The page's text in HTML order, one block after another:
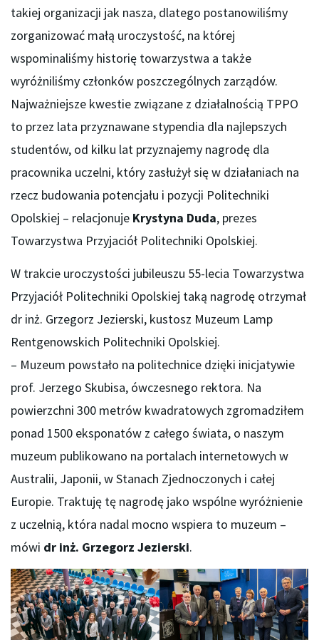
takiej organizacji jak nasza, dlatego postanowiliśmy
zorganizować małą uroczystość, na której
wspominaliśmy historię towarzystwa a także
wyróżniliśmy członków poszczególnych zarządów.
Najważniejsze kwestie związane z działalnością TPPO
to przez lata przyznawane stypendia dla najlepszych
studentów, od kilku lat przyznajemy nagrodę dla
pracownika uczelni, który zasłużył się w działaniach na
rzecz budowania potencjału i pozycji Politechniki
Opolskiej – relacjonuje Krystyna Duda, prezes
Towarzystwa Przyjaciół Politechniki Opolskiej.
W trakcie uroczystości jubileuszu 55-lecia Towarzystwa
Przyjaciół Politechniki Opolskiej taką nagrodę otrzymał
dr inż. Grzegorz Jezierski, kustosz Muzeum Lamp
Rentgenowskich Politechniki Opolskiej.
– Muzeum powstało na politechnice dzięki inicjatywie
prof. Jerzego Skubisa, ówczesnego rektora. Na
powierzchni 300 metrów kwadratowych zgromadziłem
ponad 1500 eksponatów z całego świata, o naszym
muzeum publikowano na portalach internetowych w
Australii, Japonii, w Stanach Zjednoczonych i całej
Europie. Traktuję tę nagrodę jako wspólne wyróżnienie
z uczelnią, która nadal mocno wspiera to muzeum –
mówi dr inż. Grzegorz Jezierski.